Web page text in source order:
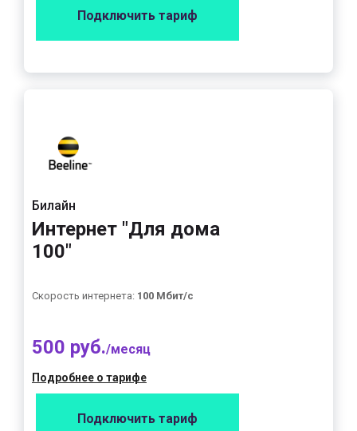
Подключить тариф
Билайн
Интернет "Для дома
100"
Скорость интернета: 100 Мбит/с
500 руб./месяц
Подробнее о тарифе
Подключить тариф